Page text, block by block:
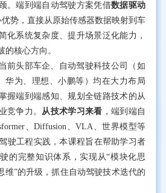
。端到端自动驾驶方案凭借数据驱动
势，直接从原始传感器数据映射到车
化系统复杂度、提升场景泛化能力，
的核心方向。
当前头部车企、自动驾驶科技公司（如
华为、理想、小鹏等）均在大力布局
握端到端感知、规划全链路技术的从
竞争力。 从技术学习来看 ，端到端自
、Diffusion、VLA、世界模型等
驶工程实践，本课程旨在帮助学习者
的完整知识体系，实现从“模块化思
维”的升级，抓住自动驾驶技术迭代的